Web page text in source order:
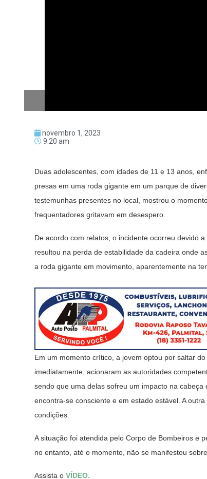
novembro 1, 2023
9:20 am
Duas adolescentes, com idades de 11 e 13 anos,
presas em uma roda gigante em um parque de
testemunhas presentes no local, mostrou o
frequentadores gritavam em desespero.
De acordo com relatos, o incidente ocorreu devido
resultou na perda de estabilidade da cadeira onde
a roda gigante em movimento, aparentemente na
Em um momento crítico, a jovem optou por saltar
imediatamente, acionaram as autoridades
sendo que uma delas sofreu um impacto na
encontra-se consciente e em estado estável. A
condições.
A situação foi atendida pelo Corpo de Bombeiros e
no entanto, até o momento, não se manifestou
Assista o VÍDEO.